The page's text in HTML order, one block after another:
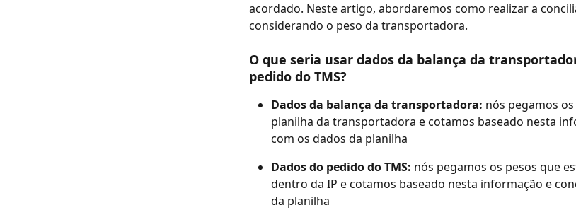
acordado. Neste artigo, abordaremos como realizar a
considerando o peso da transportadora.
O que seria usar dados da balança da
pedido do TMS?
Dados da balança da transportadora: nós pegamos
planilha da transportadora e cotamos baseado nesta
com os dados da planilha
Dados do pedido do TMS: nós pegamos os pesos que
dentro da IP e cotamos baseado nesta informação e
da planilha